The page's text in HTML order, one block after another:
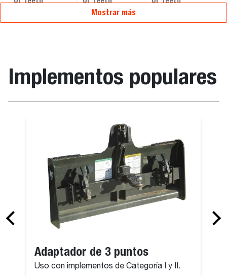
Mostrar más
Implementos populares
Adaptador de 3 puntos
Uso con implementos de Categoría I y II.